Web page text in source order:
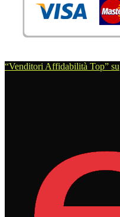
“Venditori Affidabilità Top” su